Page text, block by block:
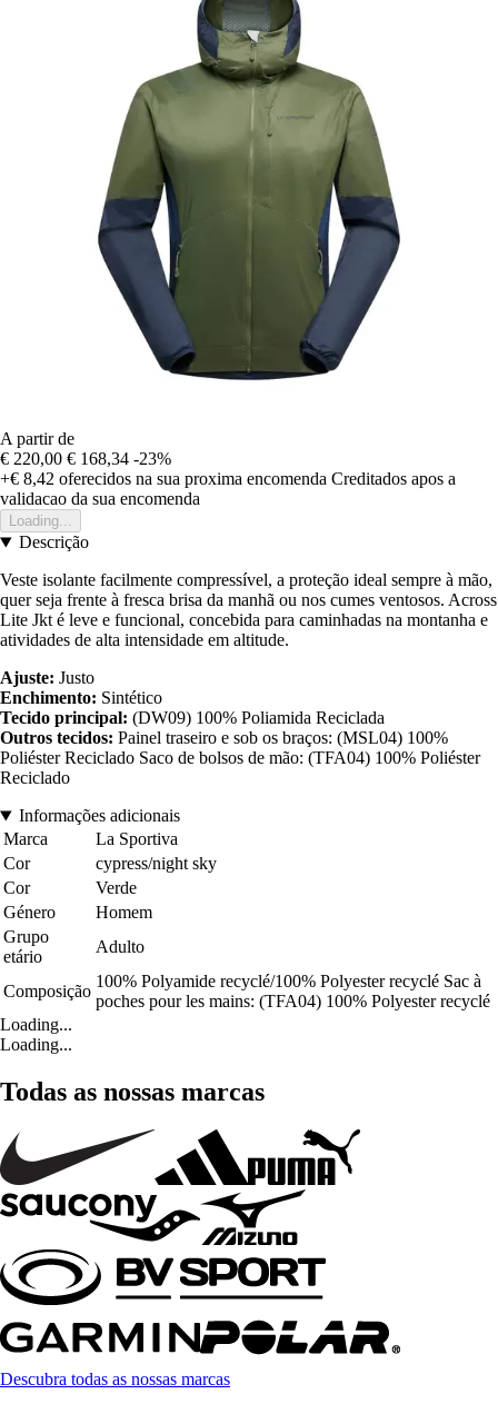
A partir de
€ 220,00 € 168,34 -23%
+€ 8,42 oferecidos na sua proxima encomenda Creditados apos a
validacao da sua encomenda
Loading...
Descrição
Veste isolante facilmente compressível, a proteção ideal sempre à mão,
quer seja frente à fresca brisa da manhã ou nos cumes ventosos. Across
Lite Jkt é leve e funcional, concebida para caminhadas na montanha e
atividades de alta intensidade em altitude.
Ajuste: Justo
Enchimento: Sintético
Tecido principal: (DW09) 100% Poliamida Reciclada
Outros tecidos: Painel traseiro e sob os braços: (MSL04) 100%
Poliéster Reciclado Saco de bolsos de mão: (TFA04) 100% Poliéster
Reciclado
Informações adicionais
Marca
La Sportiva
Cor
cypress/night sky
Cor
Verde
Género
Homem
Grupo
etário
Adulto
Composição
100% Polyamide recyclé/100% Polyester recyclé Sac à
poches pour les mains: (TFA04) 100% Polyester recyclé
Loading...
Loading...
Todas as nossas marcas
Descubra todas as nossas marcas